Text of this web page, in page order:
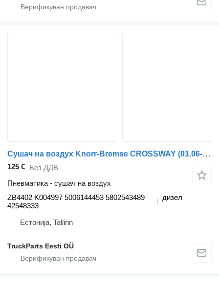
Сушач на воздух Knorr-Bremse CROSSWAY (01.06-) ZB4402 K004997 за автобус Irisbus Arway, Crossway, Crealis, Magelys, Proway, Daily Tourys (2006-)
125 € Без ДДВ
Пневматика - сушач на воздух
ZB4402 K004997 5006144453 5802543489
42548333
дизел
Естонија, Tallinn
TruckParts Eesti OÜ